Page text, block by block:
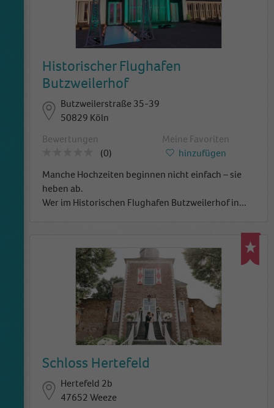
Historischer Flughafen
Butzweilerhof
Butzweilerstraße 35-39
50829 Köln
Bewertungen
(0)
Meine Favoriten
hinzufügen
Manche Hochzeiten beginnen nicht einfach – sie
heben ab.
Wer im Historischen Flughafen Butzweilerhof in...
Schloss Hertefeld
Hertefeld 2b
47652 Weeze